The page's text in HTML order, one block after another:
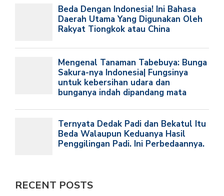
RECENT POSTS